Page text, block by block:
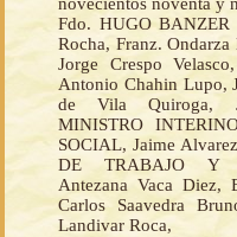
Fdo. HUGO
Rocha, Franz.
Jorge Crespo
Antonio Chahin Lupo,
de Vila Quiroga,
MINISTRO
SOCIAL, Jaime
DE TRABAJO Y
Antezana Vaca Diez,
Carlos Saavedra
Landivar Roca,